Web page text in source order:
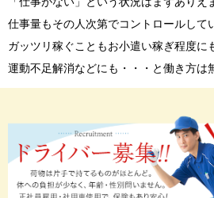
仕事量もその人次第でコントロールして
ガッツリ稼ぐこともお小遣い稼ぎ程度に
運動不足解消などにも・・・と働き方は